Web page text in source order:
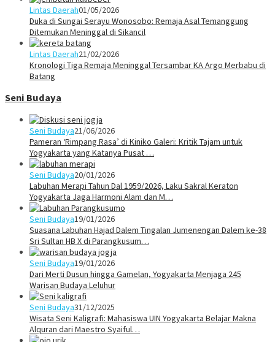
Lintas Daerah01/05/2026
Duka di Sungai Serayu Wonosobo: Remaja Asal Temanggung
Ditemukan Meninggal di Sikancil
Lintas Daerah21/02/2026
Kronologi Tiga Remaja Meninggal Tersambar KA Argo Merbabu di
Batang
Seni Budaya
Seni Budaya21/06/2026
Pameran ‘Rimpang Rasa’ di Kiniko Galeri: Kritik Tajam untuk
Yogyakarta yang Katanya Pusat …
Seni Budaya20/01/2026
Labuhan Merapi Tahun Dal 1959/2026, Laku Sakral Keraton
Yogyakarta Jaga Harmoni Alam dan M…
Seni Budaya19/01/2026
Suasana Labuhan Hajad Dalem Tingalan Jumenengan Dalem ke-38
Sri Sultan HB X di Parangkusum…
Seni Budaya19/01/2026
Dari Merti Dusun hingga Gamelan, Yogyakarta Menjaga 245
Warisan Budaya Leluhur
Seni Budaya31/12/2025
Wisata Seni Kaligrafi: Mahasiswa UIN Yogyakarta Belajar Makna
Alquran dari Maestro Syaiful…